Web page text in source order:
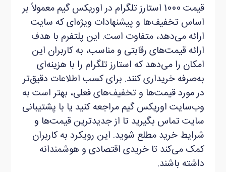
قیمت 1000 استارز تلگرام در اوریکس گیم معمولاً بر
اساس تخفیف‌ها و پیشنهادات ویژه‌ای که سایت
ارائه می‌دهد، متفاوت است. این پلتفرم با هدف
ارائه قیمت‌های رقابتی و مناسب، به کاربران این
امکان را می‌دهد که استارز تلگرام را با هزینه‌ای
به‌صرفه خریداری کنند. برای کسب اطلاعات دقیق‌تر
در مورد قیمت‌ها و تخفیف‌های فعلی، بهتر است به
وب‌سایت اوریکس گیم مراجعه کنید یا با پشتیبانی
سایت تماس بگیرید تا از جدیدترین قیمت‌ها و
شرایط خرید مطلع شوید. این رویکرد به کاربران
کمک می‌کند تا خریدی اقتصادی و هوشمندانه
داشته باشند.